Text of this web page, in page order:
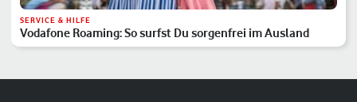
SERVICE & HILFE
Vodafone Roaming: So surfst Du sorgenfrei im Ausland